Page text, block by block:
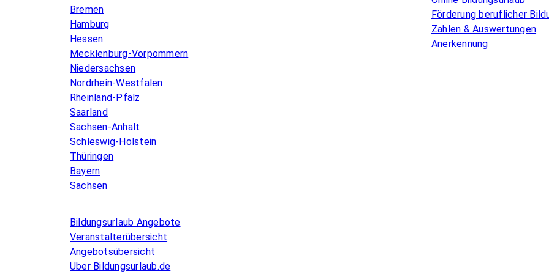
Bremen
Hamburg
Hessen
Mecklenburg-Vorpommern
Niedersachsen
Nordrhein-Westfalen
Rheinland-Pfalz
Saarland
Sachsen-Anhalt
Schleswig-Holstein
Thüringen
Bayern
Sachsen
Förderung beruflicher
Zahlen & Auswertungen
Anerkennung
Bildungsurlaub Angebote
Veranstalterübersicht
Angebotsübersicht
Über Bildungsurlaub.de